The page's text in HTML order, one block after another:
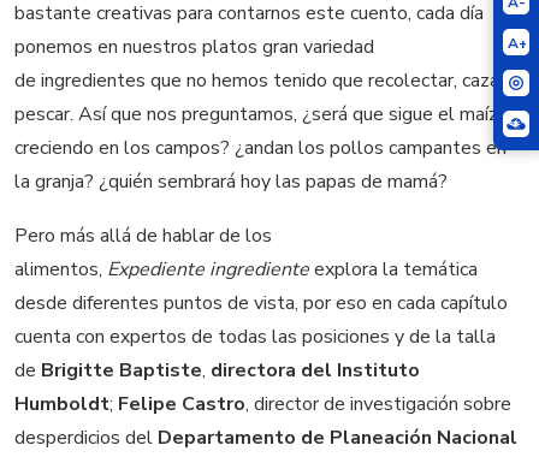
A+
bastante creativas para contarnos este cuento, cada día
ponemos en nuestros platos gran variedad
de ingredientes que no hemos tenido que recolectar, cazar o
pescar. Así que nos preguntamos, ¿será que sigue el maíz
creciendo en los campos? ¿andan los pollos campantes en
la granja? ¿quién sembrará hoy las papas de mamá?
Pero más allá de hablar de los
alimentos, Expediente ingredienteexplora la temática
desde diferentes puntos de vista, por eso en cada capítulo
cuenta con expertos de todas las posiciones y de la talla
de Brigitte Baptiste, directora del Instituto
Humboldt; Felipe Castro, director de investigación sobre
desperdicios del Departamento de Planeación Nacional